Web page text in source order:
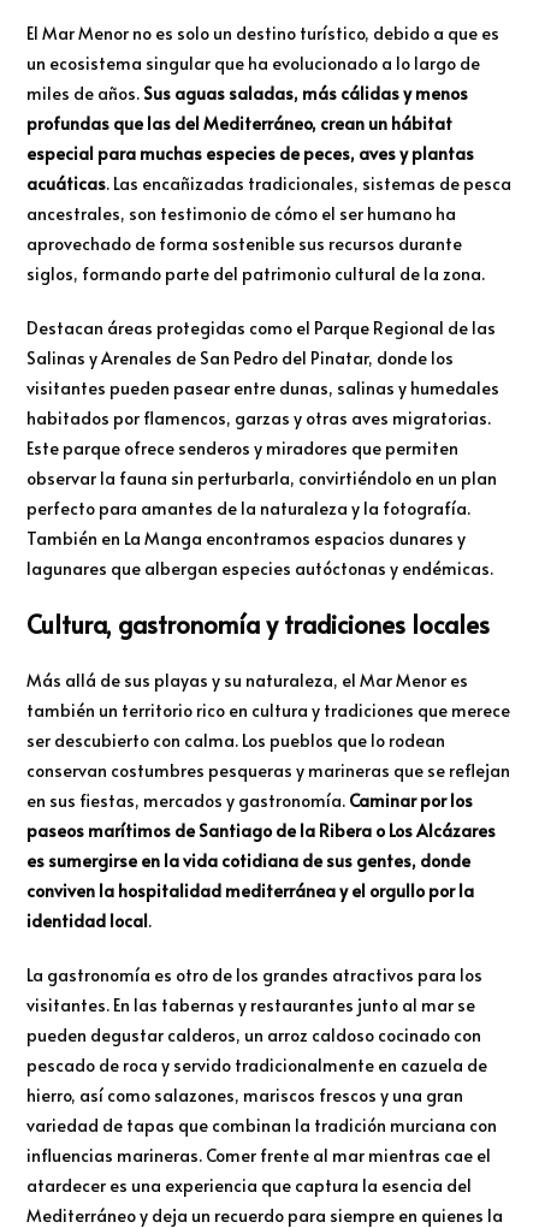
El Mar Menor no es solo un destino turístico, debido a que es
un ecosistema singular que ha evolucionado a lo largo de
miles de años. Sus aguas saladas, más cálidas y menos
profundas que las del Mediterráneo, crean un hábitat
especial para muchas especies de peces, aves y plantas
acuáticas. Las encañizadas tradicionales, sistemas de pesca
ancestrales, son testimonio de cómo el ser humano ha
aprovechado de forma sostenible sus recursos durante
siglos, formando parte del patrimonio cultural de la zona.
Destacan áreas protegidas como el Parque Regional de las
Salinas y Arenales de San Pedro del Pinatar, donde los
visitantes pueden pasear entre dunas, salinas y humedales
habitados por flamencos, garzas y otras aves migratorias.
Este parque ofrece senderos y miradores que permiten
observar la fauna sin perturbarla, convirtiéndolo en un plan
perfecto para amantes de la naturaleza y la fotografía.
También en La Manga encontramos espacios dunares y
lagunares que albergan especies autóctonas y endémicas.
Cultura, gastronomía y tradiciones locales
Más allá de sus playas y su naturaleza, el Mar Menor es
también un territorio rico en cultura y tradiciones que merece
ser descubierto con calma. Los pueblos que lo rodean
conservan costumbres pesqueras y marineras que se reflejan
en sus fiestas, mercados y gastronomía. Caminar por los
paseos marítimos de Santiago de la Ribera o Los Alcázares
es sumergirse en la vida cotidiana de sus gentes, donde
conviven la hospitalidad mediterránea y el orgullo por la
identidad local.
La gastronomía es otro de los grandes atractivos para los
visitantes. En las tabernas y restaurantes junto al mar se
pueden degustar calderos, un arroz caldoso cocinado con
pescado de roca y servido tradicionalmente en cazuela de
hierro, así como salazones, mariscos frescos y una gran
variedad de tapas que combinan la tradición murciana con
influencias marineras. Comer frente al mar mientras cae el
atardecer es una experiencia que captura la esencia del
Mediterráneo y deja un recuerdo para siempre en quienes la